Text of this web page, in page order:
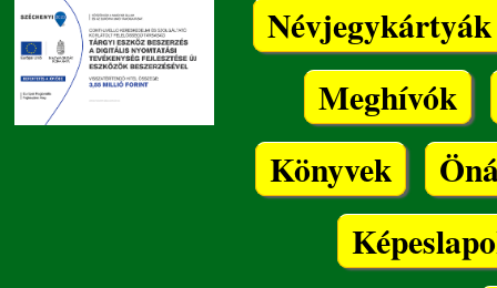
Névjegykártyák
Meghívók
Könyvek